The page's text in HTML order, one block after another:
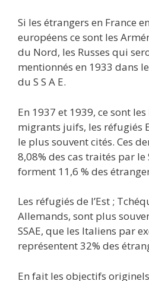
Si les étrangers en France
européens ce sont les
du Nord, les Russes qui
mentionnés en 1933 dans
du S S A E.
En 1937 et 1939, ce sont
migrants juifs, les réfugiés
le plus souvent cités. Ces
8,08% des cas traités par le
forment 11,6 % des
Les réfugiés de l’Est ;
Allemands, sont plus
SSAE, que les Italiens par
représentent 32% des
En fait les objectifs originels